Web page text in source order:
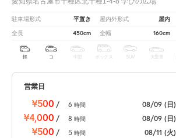
駐車場形式 平置き 屋内外形式 屋内
全長 450cm 全幅 160cm
軽 コ 中型 ボックス SUV 大型車
営業日
¥500 / 6 時間 08/09 (日)
¥4,000 / 8 時間 08/09 (日)
¥500 / 5 時間 08/11 (火)